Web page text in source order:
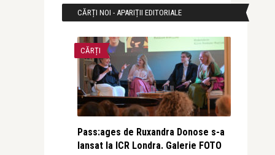
CĂRȚI NOI - APARIȚII EDITORIALE
CĂRȚI
Pass:ages de Ruxandra Donose s-a
lansat la ICR Londra. Galerie FOTO